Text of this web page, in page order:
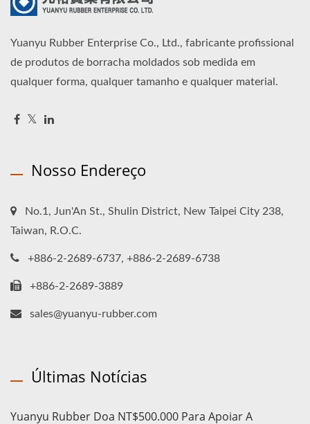
Yuanyu Rubber Enterprise Co., Ltd., fabricante profissional
de produtos de borracha moldados sob medida em
qualquer forma, qualquer tamanho e qualquer material.
Nosso Endereço
No.1, Jun'An St., Shulin District, New Taipei City 238,
Taiwan, R.O.C.
+886-2-2689-6737, +886-2-2689-6738
+886-2-2689-3889
sales@yuanyu-rubber.com
Últimas Notícias
Yuanyu Rubber Doa NT$500.000 Para Apoiar A